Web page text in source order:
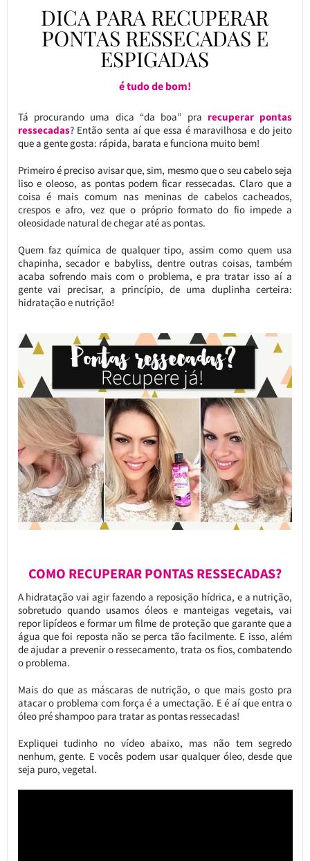
DICA PARA RECUPERAR
PONTAS RESSECADAS E
ESPIGADAS
é tudo de bom!
Tá procurando uma dica “da boa” pra recuperar pontas
ressecadas? Então senta aí que essa é maravilhosa e do jeito
que a gente gosta: rápida, barata e funciona muito bem!
Primeiro é preciso avisar que, sim, mesmo que o seu cabelo seja
liso e oleoso, as pontas podem ficar ressecadas. Claro que a
coisa é mais comum nas meninas de cabelos cacheados,
crespos e afro, vez que o próprio formato do fio impede a
oleosidade natural de chegar até as pontas.
Quem faz química de qualquer tipo, assim como quem usa
chapinha, secador e babyliss, dentre outras coisas, também
acaba sofrendo mais com o problema, e pra tratar isso aí a
gente vai precisar, a princípio, de uma duplinha certeira:
hidratação e nutrição!
COMO RECUPERAR PONTAS RESSECADAS?
A hidratação vai agir fazendo a reposição hídrica, e a nutrição,
sobretudo quando usamos óleos e manteigas vegetais, vai
repor lipídeos e formar um filme de proteção que garante que a
água que foi reposta não se perca tão facilmente. E isso, além
de ajudar a prevenir o ressecamento, trata os fios, combatendo
o problema.
Mais do que as máscaras de nutrição, o que mais gosto pra
atacar o problema com força é a umectação. E é aí que entra o
óleo pré shampoo para tratar as pontas ressecadas!
Expliquei tudinho no vídeo abaixo, mas não tem segredo
nenhum, gente. E vocês podem usar qualquer óleo, desde que
seja puro, vegetal.